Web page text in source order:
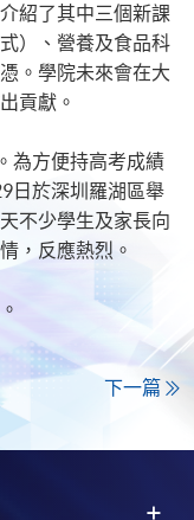
紹了其中三個新課
）、營養及食品科
。學院未來會在大
貢獻。
為方便持高考成績
日於深圳羅湖區舉
不少學生及家長向
，反應熱烈。
下一篇